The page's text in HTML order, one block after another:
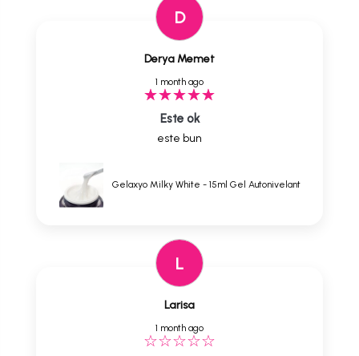
D
Derya Memet
1 month ago
Este ok
este bun
Gelaxyo Milky White - 15ml Gel Autonivelant
L
Larisa
1 month ago